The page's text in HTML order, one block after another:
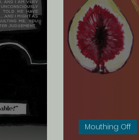
Metamorfose
van Crisis Dicht
Mouthing Off